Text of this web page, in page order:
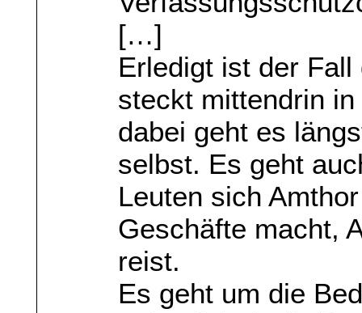
[…]
Erledigt ist der
steckt mittendrin
dabei geht es
selbst. Es geht
Leuten sich
Geschäfte macht,
reist.
Es geht um die